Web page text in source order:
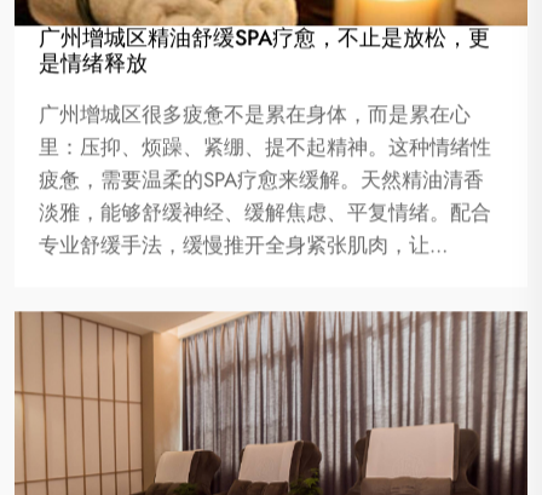
广州增城区精油舒缓SPA疗愈，不止是放松，更
是情绪释放
广州增城区很多疲惫不是累在身体，而是累在心
里：压抑、烦躁、紧绷、提不起精神。这种情绪性
疲惫，需要温柔的SPA疗愈来缓解。天然精油清香
淡雅，能够舒缓神经、缓解焦虑、平复情绪。配合
专业舒缓手法，缓慢推开全身紧张肌肉，让…